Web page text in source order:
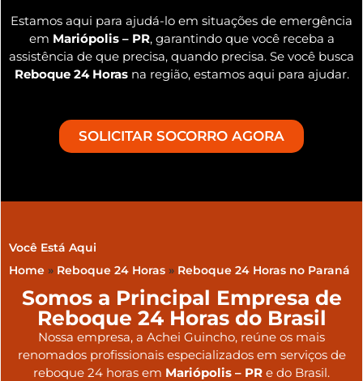
Estamos aqui para ajudá-lo em situações de emergência
em Mariópolis – PR, garantindo que você receba a
assistência de que precisa, quando precisa. Se você busca
Reboque 24 Horasna região, estamos aqui para ajudar.
SOLICITAR SOCORRO AGORA
Você Está Aqui
Home » Reboque 24 Horas » Reboque 24 Horas no Paraná
Somos a Principal Empresa de
Reboque 24 Horas do Brasil
Nossa empresa, a Achei Guincho, reúne os mais
renomados profissionais especializados em serviços de
reboque 24 horas em Mariópolis – PR e do Brasil.